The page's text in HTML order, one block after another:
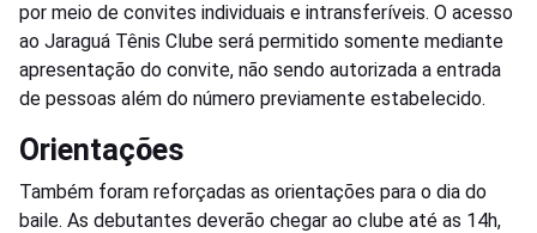
por meio de convites individuais e intransferíveis. O acesso
ao Jaraguá Tênis Clube será permitido somente mediante
apresentação do convite, não sendo autorizada a entrada
de pessoas além do número previamente estabelecido.
Orientações
Também foram reforçadas as orientações para o dia do
baile. As debutantes deverão chegar ao clube até as 14h,